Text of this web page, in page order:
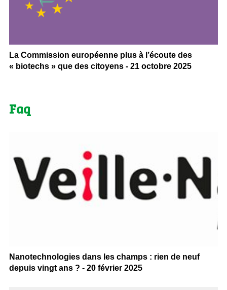
La Commission européenne plus à l’écoute des
« biotechs » que des citoyens - 21 octobre 2025
Faq
Nanotechnologies dans les champs : rien de neuf
depuis vingt ans ? - 20 février 2025